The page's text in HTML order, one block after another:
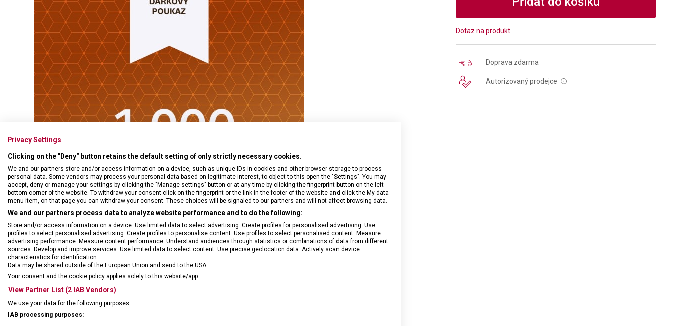
Swiss Card
Multifunkční kleště
Všechny kapesní nože
Onyx Black
Wood
Venture
Sady nožů
Příbory
Škrabky
Broušení nožů
Kované nože
Ostatní kuchyňské vybavení
Všechno cestovní vybavení
Airox
Airox Advanced
Mythic
Spectra 3.0
Touring 2.0
Victoria Signature
Werks Traveler 7.0
I.N.O.X.
Journey 1884
Maverick
Swiss Army
Dotaz na produkt
Doprava zdarma
Autorizovaný prodejce i
Privacy Settings
Clicking on the "Deny" button retains the default setting of only strictly necessary cookies.
We and our partners store and/or access information on a device, such as unique IDs in cookies and other browser storage to process
personal data. Some vendors may process your personal data based on legitimate interest, to object to this open the "Settings". You may
accept, deny or manage your settings by clicking the "Manage settings" button or at any time by clicking the fingerprint button on the left
bottom corner of the website. To withdraw your consent click on the fingerprint or the link in the footer of the website and click the My data
menu item, on that page you can withdraw your consent. These choices will be signaled to our partners and will not affect browsing data.
We and our partners process data to analyze website performance and to do the following:
Store and/or access information on a device. Use limited data to select advertising. Create profiles for personalised advertising. Use
profiles to select personalised advertising. Create profiles to personalise content. Use profiles to select personalised content. Measure
advertising performance. Measure content performance. Understand audiences through statistics or combinations of data from different
sources. Develop and improve services. Use limited data to select content. Use precise geolocation data. Actively scan device
characteristics for identification.
Data may be shared outside of the European Union and send to the USA.
Your consent and the cookie policy applies solely to this website/app.
View Partner List (2 IAB Vendors)
We use your data for the following purposes:
IAB processing purposes: